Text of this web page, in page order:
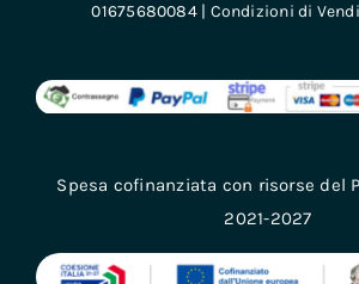
01675680084 | Condizioni di
Spesa cofinanziata con risorse del
2021-2027